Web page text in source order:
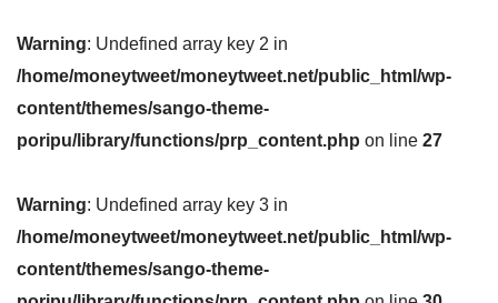
Warning: Undefined array key 2 in
/home/moneytweet/moneytweet.net/public_html/wp-
content/themes/sango-theme-
poripu/library/functions/prp_content.php on line 27
Warning: Undefined array key 3 in
/home/moneytweet/moneytweet.net/public_html/wp-
content/themes/sango-theme-